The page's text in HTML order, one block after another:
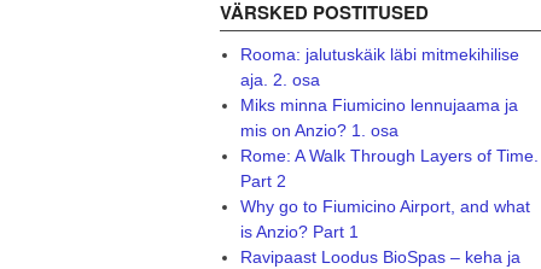
VÄRSKED POSTITUSED
Rooma: jalutuskäik läbi mitmekihilise
aja. 2. osa
Miks minna Fiumicino lennujaama ja
mis on Anzio? 1. osa
Rome: A Walk Through Layers of Time.
Part 2
Why go to Fiumicino Airport, and what
is Anzio? Part 1
Ravipaast Loodus BioSpas – keha ja